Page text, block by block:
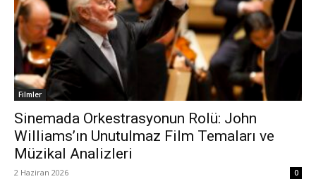
Filmler
Sinemada Orkestrasyonun Rolü: John
Williams’ın Unutulmaz Film Temaları ve
Müzikal Analizleri
2 Haziran 2026 0